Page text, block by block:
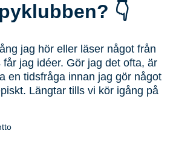
👇
jag hör eller läser något från
får jag idéer. Gör jag det ofta, är
en tidsfråga innan jag gör något
Längtar tills vi kör igång på